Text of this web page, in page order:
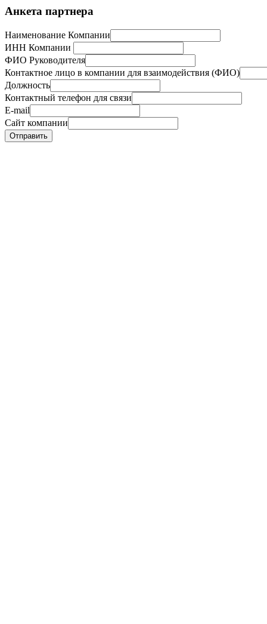
Анкета партнера
Наименование Компании
ИНН Компании
ФИО Руководителя
Контактное лицо в компании для взаимодействия (ФИО)
Должность
Контактный телефон для связи
E-mail
Сайт компании
Отправить